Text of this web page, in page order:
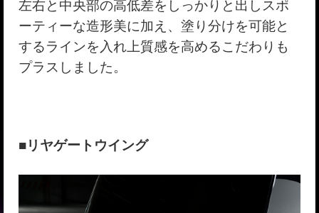
左右と中央部の高低差をしっかりと出しスポ
ーティーな造形美に加え、塗り分けを可能と
するラインを入れ上質感を高めるこだわりも
プラスしました。
■リヤゲートウイング